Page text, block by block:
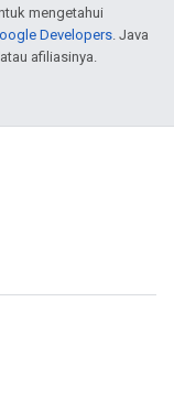
mengetahui
Developers. Java
afiliasinya.